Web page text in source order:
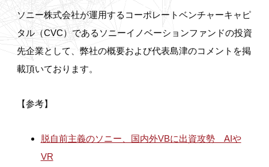
ソニー株式会社が運用するコーポレートベンチャーキャピ
タル（CVC）であるソニーイノベーションファンドの投資
先企業として、弊社の概要および代表島津のコメントを掲
載頂いております。
【参考】
脱自前主義のソニー、国内外VBに出資攻勢 AIや
VR